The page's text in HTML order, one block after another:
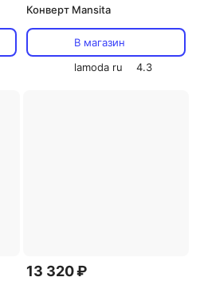
Конверт Mansita
В магазин
lamoda ru
4.3
13 320 ₽